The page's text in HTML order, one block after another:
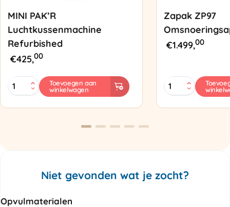
MINI PAK’R
Luchtkussenmachine
Refurbished
€425,00
MINI
PAK'R
Refurbished
Toevoegen aan
winkelwagen
Zapak ZP97
€1.499,00
Zapak
ZP97
aantal
Niet gevonden wat je zocht?
Opvulmaterialen